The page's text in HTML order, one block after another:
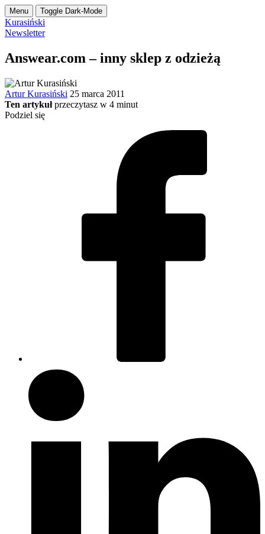
Menu Toggle Dark-Mode
Kurasiński
Newsletter
Answear.com – inny sklep z odzieżą
Artur Kurasiński 25 marca 2011
Ten artykuł przeczytasz w 4 minut
Podziel się